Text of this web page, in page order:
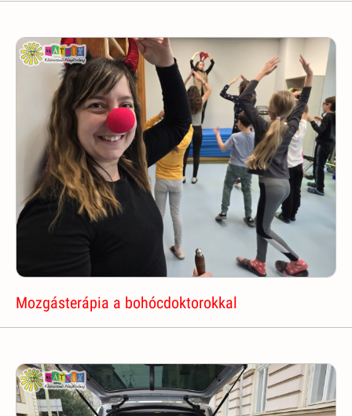
Mozgásterápia a bohócdoktorokkal